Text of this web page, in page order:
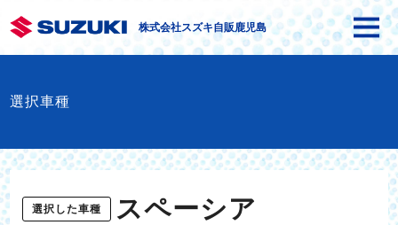
株式会社スズキ自販鹿児島
選択車種
選択した車種 スペーシア